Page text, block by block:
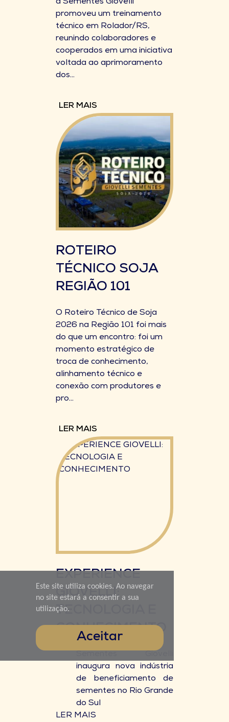
Este site utiliza cookies. Ao navegar
no site estará a consentir a sua
utilização.
Aceitar
a Sementes Giovelli
promoveu um treinamento
técnico em Rolador/RS,
reunindo colaboradores e
cooperados em uma iniciativa
voltada ao aprimoramento
dos...
LER MAIS
ROTEIRO
TÉCNICO SOJA
REGIÃO 101
O Roteiro Técnico de Soja
2026 na Região 101 foi mais
do que um encontro: foi um
momento estratégico de
troca de conhecimento,
alinhamento técnico e
conexão com produtores e
pro...
LER MAIS
EXPERIENCE
GIOVELLI:
TECNOLOGIA E
CONHECIMENTO
inaugura nova indústria
de beneficiamento de
sementes no Rio Grande
do Sul
LER MAIS